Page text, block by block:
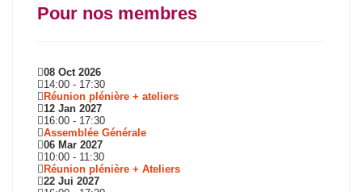
Pour nos membres
08 Oct 2026
14:00 - 17:30
Réunion plénière + ateliers
12 Jan 2027
16:00 - 17:30
Assemblée Générale
06 Mar 2027
10:00 - 11:30
Réunion plénière + Ateliers
22 Jui 2027